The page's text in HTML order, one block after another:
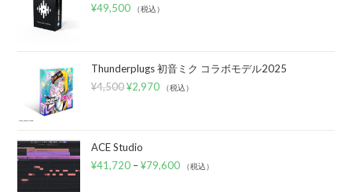
¥49,500 （税込）
Thunderplugs 初音ミク コラボモデル2025
¥4,500 ¥2,970 （税込）
ACE Studio
¥41,720 –¥79,600 （税込）